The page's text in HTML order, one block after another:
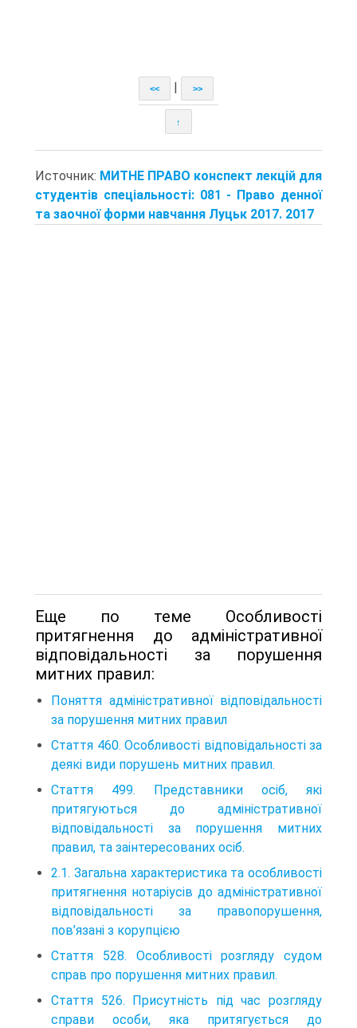
<< >>
↑
Источник: МИТНЕ ПРАВО конспект лекцій для
студентів спеціальності: 081 - Право денної
та заочної форми навчання Луцьк 2017. 2017
Еще по теме Особливості
притягнення до адміністративної
відповідальності за порушення
митних правил:
Поняття адміністративної відповідальності
за порушення митних правил
Стаття 460. Особливості відповідальності за
деякі види порушень митних правил.
Стаття 499. Представники осіб, які
притягуються до адміністративної
відповідальності за порушення митних
правил, та заінтересованих осіб.
2.1. Загальна характеристика та особливості
притягнення нотаріусів до адміністративної
відповідальності за правопорушення,
пов’язані з корупцією
Стаття 528. Особливості розгляду судом
справ про порушення митних правил.
Стаття 526. Присутність під час розгляду
справи особи, яка притягується до